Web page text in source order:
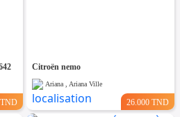
Citroën nemo
Ariana , Ariana Ville
26.000 TND